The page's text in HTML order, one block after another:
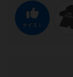
ナイス！